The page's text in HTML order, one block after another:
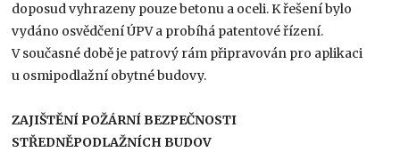
doposud vyhrazeny pouze betonu a oceli. K řešení bylo
vydáno osvědčení ÚPV a probíhá patentové řízení.
V současné době je patrový rám připravován pro aplikaci
u osmipodlažní obytné budovy.
ZAJIŠTĚNÍ POŽÁRNÍ BEZPEČNOSTI
STŘEDNĚPODLAŽNÍCH BUDOV